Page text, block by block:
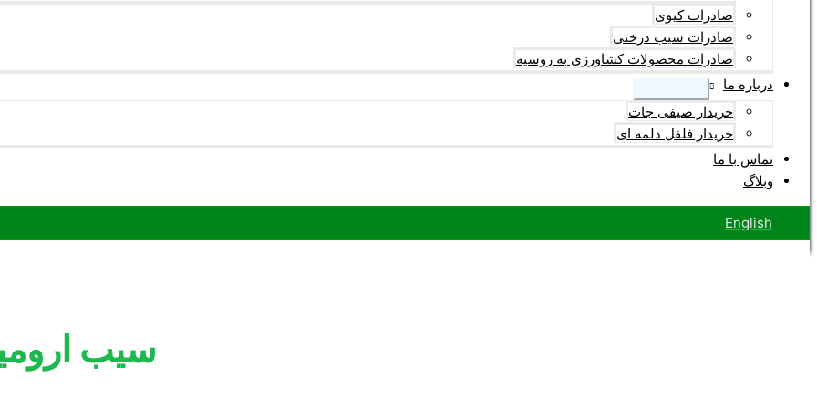
صادرات کیوی
صادرات سیب درختی
صادرات محصولات کشاورزی به روسیه
درباره ما
خریدار صیفی جات
خریدار فلفل دلمه ای
تماس با ما
وبلاگ
English
سیب